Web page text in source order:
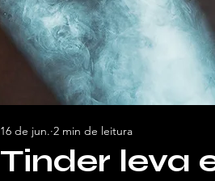
Tinder leva
16 de jun. 2 min de leitura